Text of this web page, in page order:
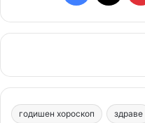
a
e
b
годишен хороскоп здраве